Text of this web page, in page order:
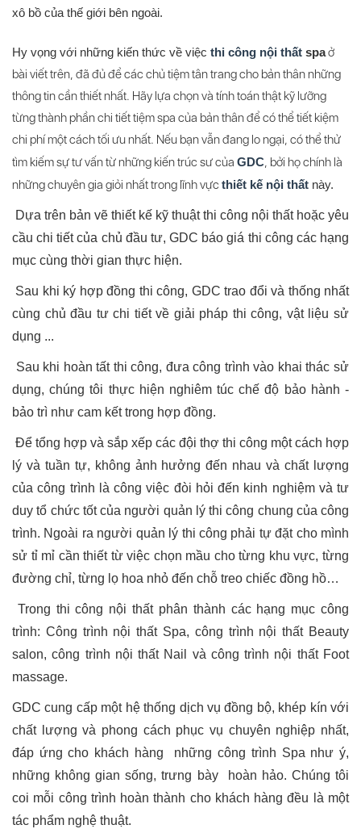
xô bồ của thế giới bên ngoài.
Hy vọng với những kiến thức về việc thi công nội thất spaở
bài viết trên, đã đủ để các chủ tiệm tân trang cho bản thân những
thông tin cần thiết nhất. Hãy lựa chọn và tính toán thật kỹ lưỡng
từng thành phần chi tiết tiệm spa của bản thân để có thể tiết kiệm
chi phí một cách tối ưu nhất. Nếu bạn vẫn đang lo ngại, có thể thử
tìm kiếm sự tư vấn từ những kiến trúc sư của GDC, bởi họ chính là
những chuyên gia giỏi nhất trong lĩnh vực thiết kế nội thất này.
Dựa trên bản vẽ thiết kế kỹ thuật thi công nội thất hoặc yêu
cầu chi tiết của chủ đầu tư, GDC báo giá thi công các hạng
mục cùng thời gian thực hiện.
Sau khi ký hợp đồng thi công, GDC trao đổi và thống nhất
cùng chủ đầu tư chi tiết về giải pháp thi công, vật liệu sử
dụng ...
Sau khi hoàn tất thi công, đưa công trình vào khai thác sử
dụng, chúng tôi thực hiện nghiêm túc chế độ bảo hành -
bảo trì như cam kết trong hợp đồng.
Để tổng hợp và sắp xếp các đội thợ thi công một cách hợp
lý và tuần tự, không ảnh hưởng đến nhau và chất lượng
của công trình là công việc đòi hỏi đến kinh nghiệm và tư
duy tổ chức tốt của người quản lý thi công chung của công
trình. Ngoài ra người quản lý thi công phải tự đặt cho mình
sử tỉ mỉ cần thiết từ việc chọn mầu cho từng khu vực, từng
đường chỉ, từng lọ hoa nhỏ đến chỗ treo chiếc đồng hồ…
Trong thi công nội thất phân thành các hạng mục công
trình: Công trình nội thất Spa, công trình nội thất Beauty
salon, công trình nội thất Nail và công trình nội thất Foot
massage.
GDC cung cấp một hệ thống dịch vụ đồng bộ, khép kín với
chất lượng và phong cách phục vụ chuyên nghiệp nhất,
đáp ứng cho khách hàng những công trình Spa như ý,
những không gian sống, trưng bày hoàn hảo. Chúng tôi
coi mỗi công trình hoàn thành cho khách hàng đều là một
tác phẩm nghệ thuật.